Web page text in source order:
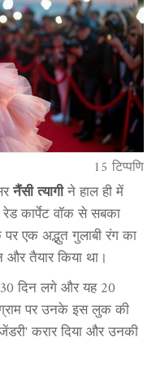
15 टिप्पणि
नैंसी त्यागीने हाल ही में
कार्पेट वॉक से सबका
एक अद्भुत गुलाबी रंग का
और तैयार किया था।
दिन लगे और यह 20
पर उनके इस लुक की
करार दिया और उनकी